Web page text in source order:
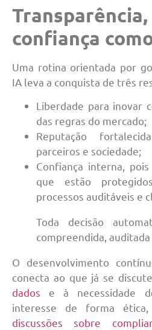
confiança
Uma rotina orientada por
IA leva a conquista de três
Liberdade para inovar
das regras do mercado;
Reputação
parceiros e sociedade;
Confiança interna,
que estão
processos auditáveis e
Toda decisão
compreendida, auditada
O desenvolvimento
conecta ao que já se
dados e à necessidade
interesse de forma
discussões sobre